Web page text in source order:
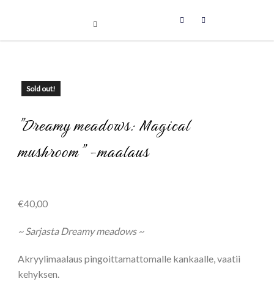
contentSold out!
”Dreamy meadows: Magical
mushroom” -maalaus
€40,00
~ Sarjasta Dreamy meadows ~
Akryylimaalaus pingoittamattomalle kankaalle, vaatii
kehyksen.